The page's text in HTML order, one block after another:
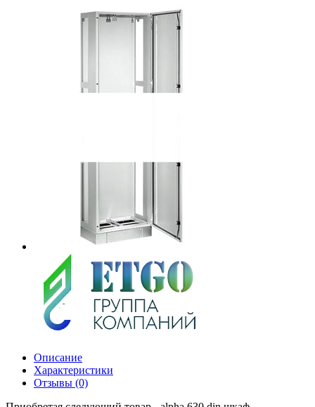
Описание
Характеристики
Отзывы (0)